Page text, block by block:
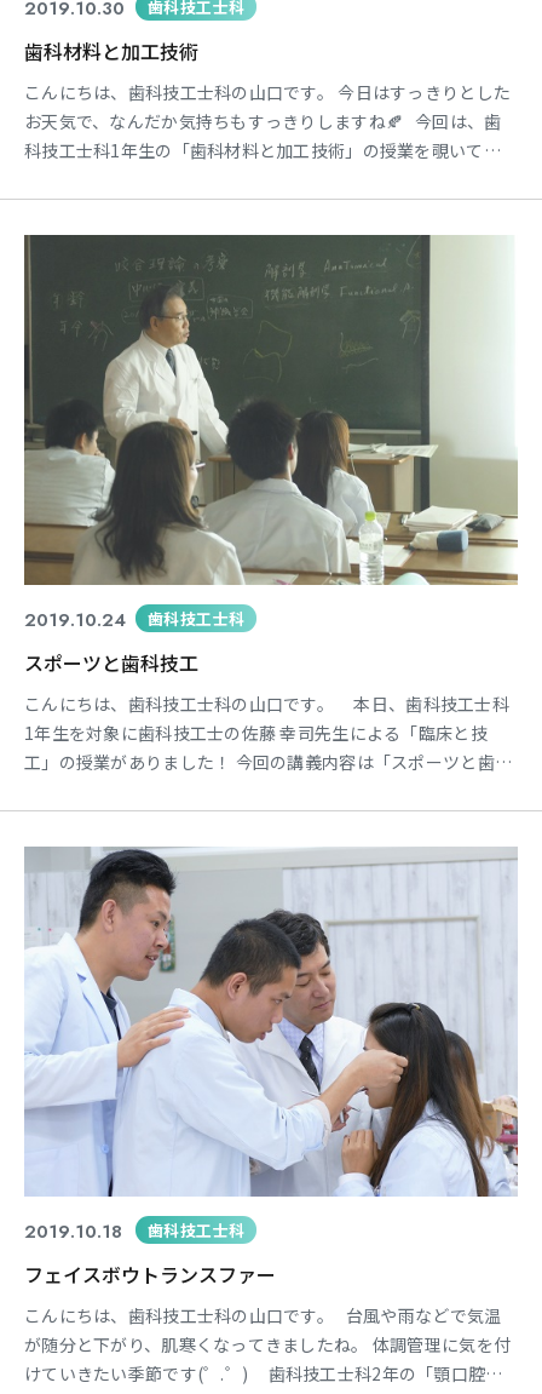
2019.10.30 歯科技工士科
歯科材料と加工技術
こんにちは、歯科技工士科の山口です。 今日はすっきりとした
お天気で、なんだか気持ちもすっきりしますね🍂 今回は、歯
科技工士科1年生の「歯科材料と加工技術」の授業を覗いてき
この科目では、主に歯科業界で使用する材料について学びま
す。 ↑黒板に書かれているのは、“レジン”と呼ばれるプラス
チック材料の性
2019.10.24 歯科技工士科
スポーツと歯科技工
こんにちは、歯科技工士科の山口です。 本日、歯科技工士科
1年生を対象に歯科技工士の佐藤 幸司先生による「臨床と技
工」の授業がありました！ 今回の講義内容は「スポーツと歯科
の力が深く関連しているそうです。 （例として、重い荷物を持
つときなどに歯を食いしばると力が発揮できたりします☺） そ
し
2019.10.18 歯科技工士科
フェイスボウトランスファー
こんにちは、歯科技工士科の山口です。 台風や雨などで気温
が随分と下がり、肌寒くなってきましたね。 体調管理に気を付
けていきたい季節です(゜.゜) 歯科技工士科2年の「顎口腔機